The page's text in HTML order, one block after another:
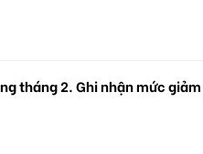
tháng 2. Ghi nhận mức